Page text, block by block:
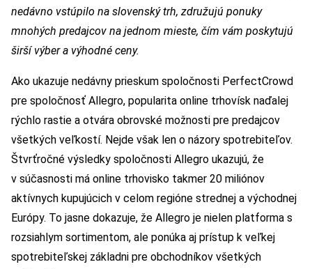
nedávno vstúpilo na slovenský trh, združujú ponuky
mnohých predajcov na jednom mieste, čím vám poskytujú
širší výber a výhodné ceny.
Ako ukazuje nedávny prieskum spoločnosti PerfectCrowd
pre spoločnosť Allegro, popularita online trhovísk naďalej
rýchlo rastie a otvára obrovské možnosti pre predajcov
všetkých veľkostí. Nejde však len o názory spotrebiteľov.
Štvrťročné výsledky spoločnosti Allegro ukazujú, že
v súčasnosti má online trhovisko takmer 20 miliónov
aktívnych kupujúcich v celom regióne strednej a východnej
Európy. To jasne dokazuje, že Allegro je nielen platforma s
rozsiahlym sortimentom, ale ponúka aj prístup k veľkej
spotrebiteľskej základni pre obchodníkov všetkých